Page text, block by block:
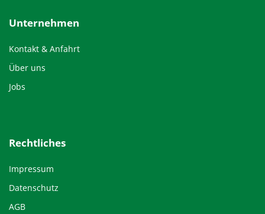
Unternehmen
Kontakt & Anfahrt
Über uns
Jobs
Rechtliches
Impressum
Datenschutz
AGB